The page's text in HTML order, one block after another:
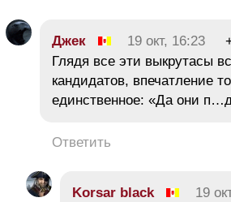
Джек 19 окт, 16:23
Глядя все эти выкрутасы
кандидатов, впечатление
единственное: «Да они
Ответить
Korsar black 19